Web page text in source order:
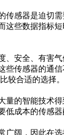
传感器是迫切
这些数据指标
、安全、有害
些传感器的通
较合适的选择。
量的智能技术
低成本的传感
广阔，因此在